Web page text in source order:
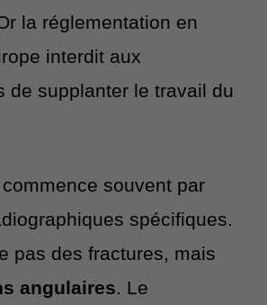
la réglementation en
interdit aux
de supplanter le travail du
souvent par
spécifiques.
pas des fractures, mais
angulaires. Le